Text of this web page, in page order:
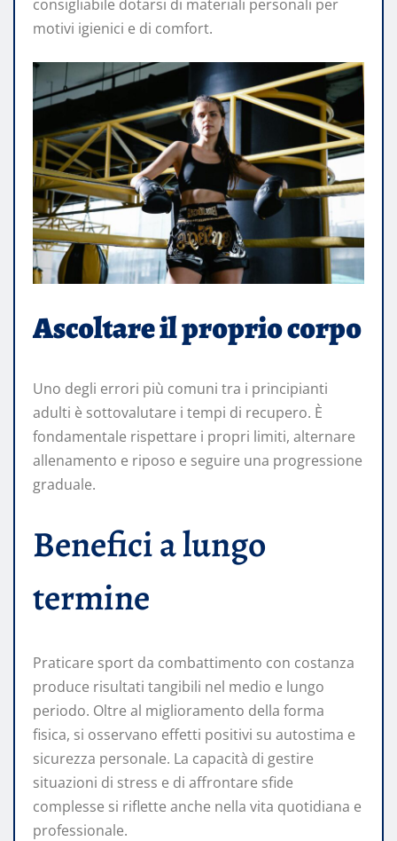
consigliabile dotarsi di materiali personali per
motivi igienici e di comfort.
Ascoltare il proprio corpo
Uno degli errori più comuni tra i principianti
adulti è sottovalutare i tempi di recupero. È
fondamentale rispettare i propri limiti, alternare
allenamento e riposo e seguire una progressione
graduale.
Benefici a lungo
termine
Praticare sport da combattimento con costanza
produce risultati tangibili nel medio e lungo
periodo. Oltre al miglioramento della forma
fisica, si osservano effetti positivi su autostima e
sicurezza personale. La capacità di gestire
situazioni di stress e di affrontare sfide
complesse si riflette anche nella vita quotidiana e
professionale.